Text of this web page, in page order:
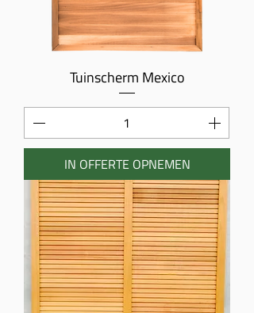
Tuinscherm Mexico
IN OFFERTE OPNEMEN